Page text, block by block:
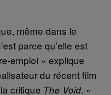
même dans le
parce qu’elle est
emploi » explique
du récent film
critique The Void. «